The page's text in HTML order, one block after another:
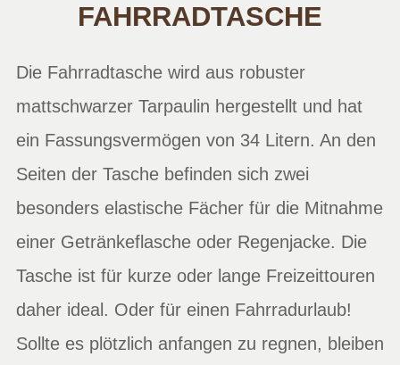
FAHRRADTASCHE
Die Fahrradtasche wird aus robuster
mattschwarzer Tarpaulin hergestellt und hat
ein Fassungsvermögen von 34 Litern. An den
Seiten der Tasche befinden sich zwei
besonders elastische Fächer für die Mitnahme
einer Getränkeflasche oder Regenjacke. Die
Tasche ist für kurze oder lange Freizeittouren
daher ideal. Oder für einen Fahrradurlaub!
Sollte es plötzlich anfangen zu regnen, bleiben